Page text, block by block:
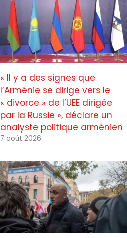
« Il y a des signes que
l’Arménie se dirige vers le
« divorce » de l’UEE dirigée
par la Russie », déclare un
analyste politique arménien
7 août 2026